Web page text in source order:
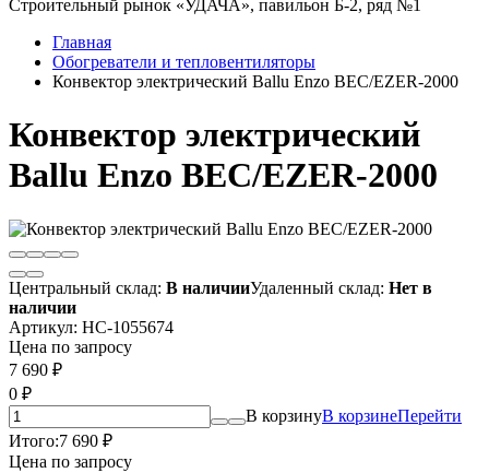
Строительный рынок «УДАЧА», павильон Б-2, ряд №1
Главная
Обогреватели и тепловентиляторы
Конвектор электрический Ballu Enzo BEC/EZER-2000
Конвектор электрический
Ballu Enzo BEC/EZER-2000
Центральный склад: В наличииУдаленный склад: Нет в
наличии
Артикул: НС-1055674
Цена по запросу
7 690 ₽
0 ₽
В корзинуВ корзинеПерейти
Итого:7 690 ₽
Цена по запросу